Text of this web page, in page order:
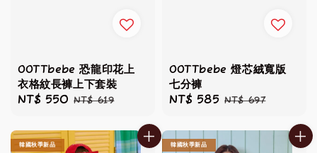
OOTTbebe 恐龍印花上
衣格紋長褲上下套裝
Sale
NT$ 550 Regular
NT$ 619
OOTTbebe 燈芯絨寬版
七分褲
Sale
NT$ 585 Regular
NT$ 697
韓國秋季新品 韓國秋季新品